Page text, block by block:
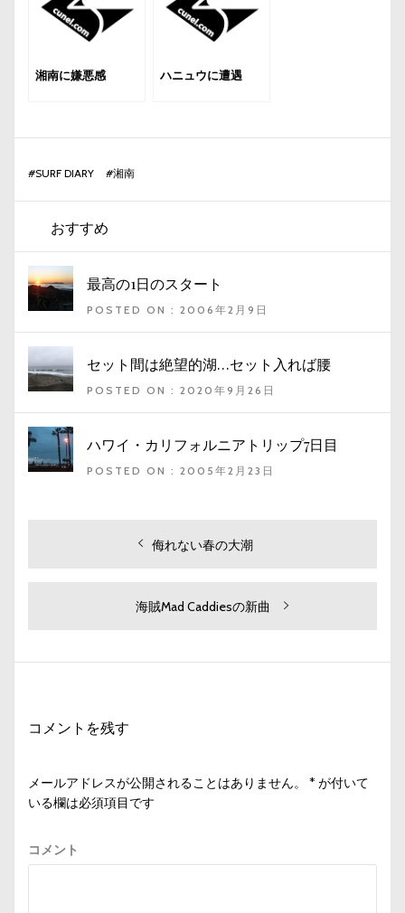
湘南に嫌悪感 ハニュウに遭遇
#SURF DIARY #湘南
おすすめ
最高の1日のスタート
POSTED ON : 2006年2月9日
セット間は絶望的湖…セット入れば腰
POSTED ON : 2020年9月26日
ハワイ・カリフォルニアトリップ7日目
POSTED ON : 2005年2月23日
ョ
過
投
侮れない春の大潮
次
稿:
海賊Mad Caddiesの新曲
コメントを残す
メールアドレスが公開されることはありません。 * が付いて
いる欄は必須項目です
コメント